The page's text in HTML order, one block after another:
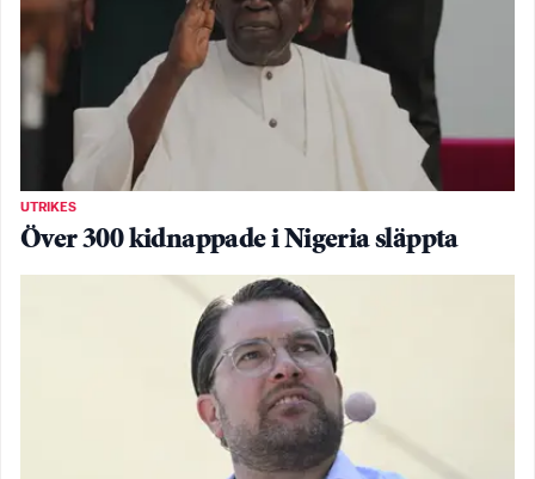
UTRIKES
Över 300 kidnappade i Nigeria släppta